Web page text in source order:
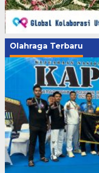
Olahraga Terbaru